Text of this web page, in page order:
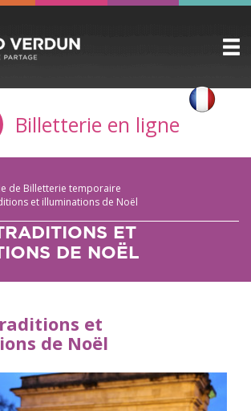
/ A FAIRE
PRATIQUES
GROUPES
Billetterie en ligne
de Billetterie temporaire
et illuminations de Noël
ET
DE NOËL
et
de Noël